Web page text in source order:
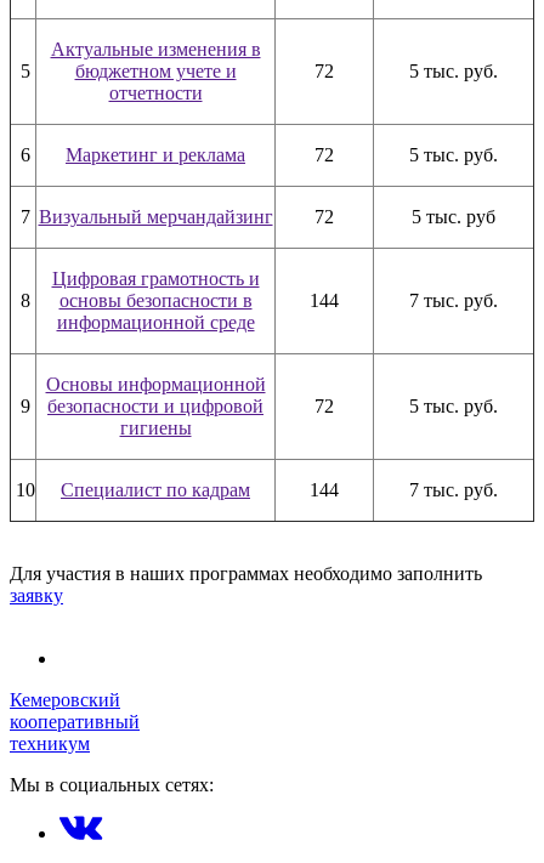
5
Актуальные изменения в
бюджетном учете и
отчетности
72 5 тыс. руб.
6 Маркетинг и реклама 72 5 тыс. руб.
7 Визуальный мерчандайзинг 72 5 тыс. руб
8
Цифровая грамотность и
основы безопасности в
информационной среде
144 7 тыс. руб.
9
Основы информационной
безопасности и цифровой
гигиены
72 5 тыс. руб.
10 Специалист по кадрам 144 7 тыс. руб.
Для участия в наших программах необходимо заполнить
заявку
Кемеровский
кооперативный
техникум
Мы в социальных сетях: